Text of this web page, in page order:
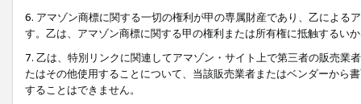
6. アマゾン商標に関する一切の権利が甲の専属財産であり、乙による
す。乙は、アマゾン商標に関する甲の権利または所有権に抵触するい
7. 乙は、特別リンクに関連してアマゾン・サイト上で第三者の販売
たはその他使用することについて、当該販売業者またはベンダーから
することはできません。